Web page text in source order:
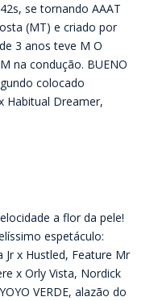
se tornando AAAT
(MT) e criado por
3 anos teve M O
na condução. BUENO
colocado
Habitual Dreamer,
a flor da pele!
espetáculo:
Jr x Hustled, Feature Mr
x Orly Vista, Nordick
VERDE, alazão do